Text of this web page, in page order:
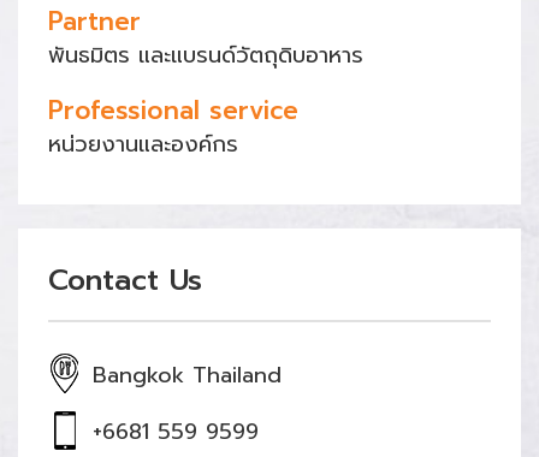
Partner
พันธมิตร และแบรนด์วัตถุดิบอาหาร
Professional service
หน่วยงานและองค์กร
Contact Us
Bangkok Thailand
+6681 559 9599